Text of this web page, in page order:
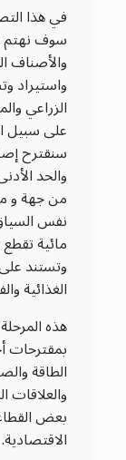
في هذا
سوف نهتم
والأصناف
واستيراد
الزراعي
على سبيل
سنقترح
والحد
من جهة و
نفس
مائية
وتستند
الغذائية
هذه
بمقترحات
الطاقة
والعلاقات
بعض
الاقتصادية.